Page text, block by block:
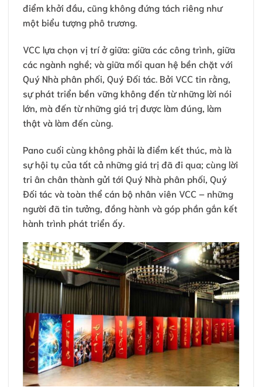
điểm khởi đầu, cũng không đứng tách riêng như
một biểu tượng phô trương.
VCC lựa chọn vị trí ở giữa: giữa các công trình, giữa
các ngành nghề; và giữa mối quan hệ bền chặt với
Quý Nhà phân phối, Quý Đối tác. Bởi VCC tin rằng,
sự phát triển bền vững không đến từ những lời nói
lớn, mà đến từ những giá trị được làm đúng, làm
thật và làm đến cùng.
Pano cuối cùng không phải là điểm kết thúc, mà là
sự hội tụ của tất cả những giá trị đã đi qua; cùng lời
tri ân chân thành gửi tới Quý Nhà phân phối, Quý
Đối tác và toàn thể cán bộ nhân viên VCC – những
người đã tin tưởng, đồng hành và góp phần gắn kết
hành trình phát triển ấy.